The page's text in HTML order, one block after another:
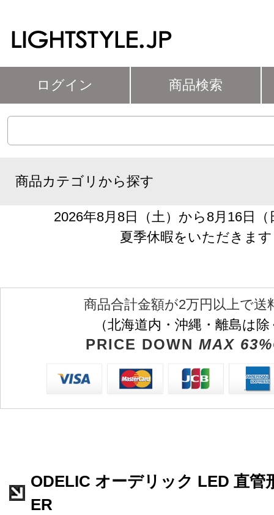
ログイン 商品検索
商品カテゴリから探す
2026年8月8日（土）から8月16日
夏季休暇をいただきます
商品合計金額が2万円以上で送
（北海道内・沖縄・離島は
PRICE DOWN MAX
ODELIC オーデリック LED 直管
ER